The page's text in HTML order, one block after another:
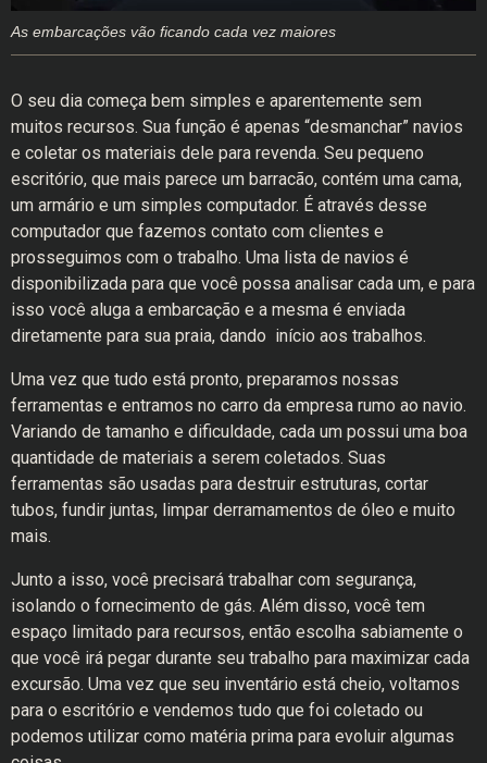
As embarcações vão ficando cada vez maiores
O seu dia começa bem simples e aparentemente sem
muitos recursos. Sua função é apenas “desmanchar” navios
e coletar os materiais dele para revenda. Seu pequeno
escritório, que mais parece um barracão, contém uma cama,
um armário e um simples computador. É através desse
computador que fazemos contato com clientes e
prosseguimos com o trabalho. Uma lista de navios é
disponibilizada para que você possa analisar cada um, e para
isso você aluga a embarcação e a mesma é enviada
diretamente para sua praia, dando início aos trabalhos.
Uma vez que tudo está pronto, preparamos nossas
ferramentas e entramos no carro da empresa rumo ao navio.
Variando de tamanho e dificuldade, cada um possui uma boa
quantidade de materiais a serem coletados. Suas
ferramentas são usadas para destruir estruturas, cortar
tubos, fundir juntas, limpar derramamentos de óleo e muito
mais.
Junto a isso, você precisará trabalhar com segurança,
isolando o fornecimento de gás. Além disso, você tem
espaço limitado para recursos, então escolha sabiamente o
que você irá pegar durante seu trabalho para maximizar cada
excursão. Uma vez que seu inventário está cheio, voltamos
para o escritório e vendemos tudo que foi coletado ou
podemos utilizar como matéria prima para evoluir algumas